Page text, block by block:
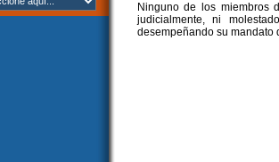
Ninguno de los miembros
judicialmente, ni
desempeñando su mandato